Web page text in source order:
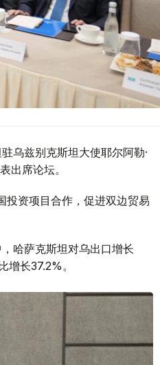
乌兹别克斯坦大使耶尔阿勒·
出席论坛。
投资项目合作，促进双边贸易
哈萨克斯坦对乌出口增长
长37.2%。